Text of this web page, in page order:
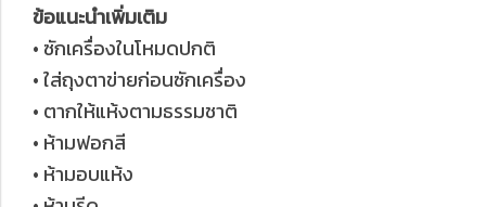
ข้อแนะนำเพิ่มเติม
• ซักเครื่องในโหมดปกติ
• ใส่ถุงตาข่ายก่อนซักเครื่อง
• ตากให้แห้งตามธรรมชาติ
• ห้ามฟอกสี
• ห้ามอบแห้ง